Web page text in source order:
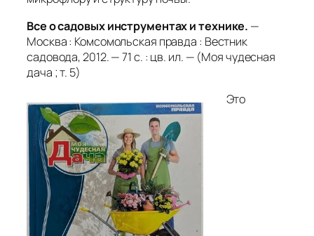
Все о садовых инструментах и технике. —
Москва : Комсомольская правда : Вестник
садовода, 2012. — 71 с. : цв. ил. — (Моя чудесная
дача ; т. 5)
Это